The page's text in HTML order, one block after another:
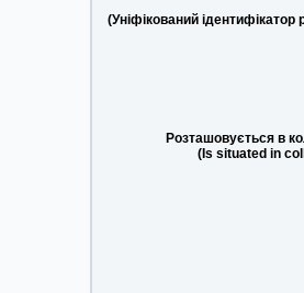
(Уніфікований ідентифікатор
Розташовується в
(Is situated in